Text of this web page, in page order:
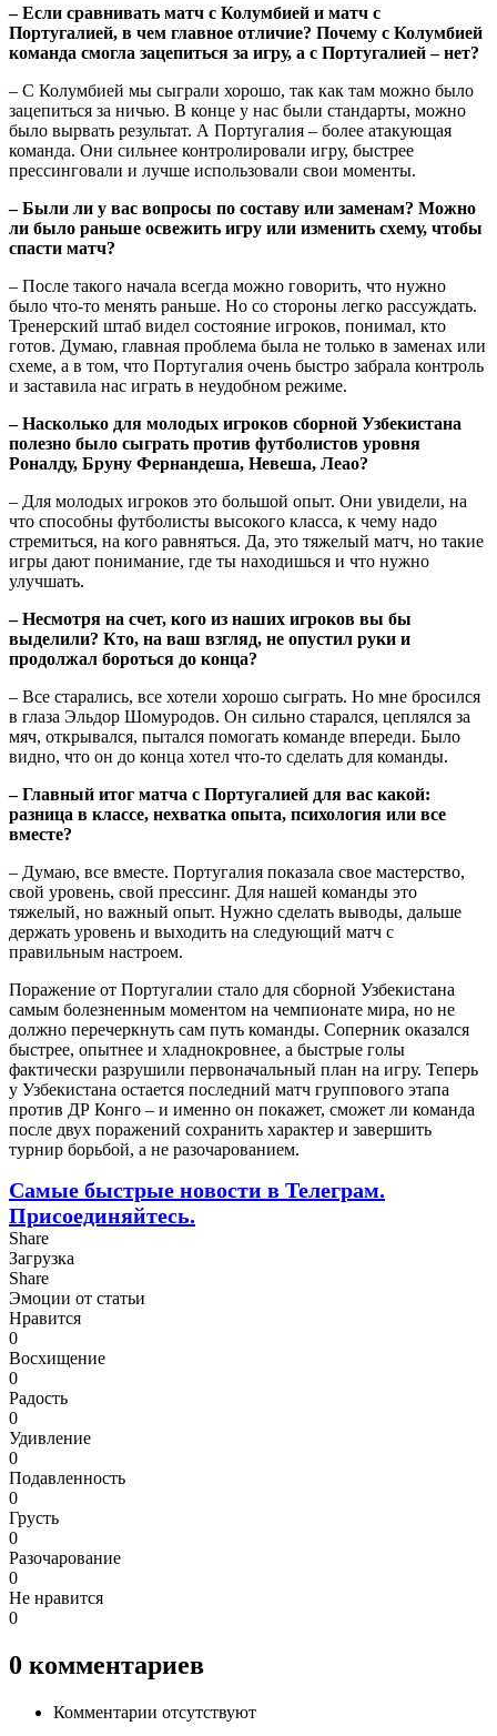
– Если сравнивать матч с Колумбией и матч с
Португалией, в чем главное отличие? Почему с Колумбией
команда смогла зацепиться за игру, а с Португалией – нет?
– С Колумбией мы сыграли хорошо, так как там можно было
зацепиться за ничью. В конце у нас были стандарты, можно
было вырвать результат. А Португалия – более атакующая
команда. Они сильнее контролировали игру, быстрее
прессинговали и лучше использовали свои моменты.
– Были ли у вас вопросы по составу или заменам? Можно
ли было раньше освежить игру или изменить схему, чтобы
спасти матч?
– После такого начала всегда можно говорить, что нужно
было что-то менять раньше. Но со стороны легко рассуждать.
Тренерский штаб видел состояние игроков, понимал, кто
готов. Думаю, главная проблема была не только в заменах или
схеме, а в том, что Португалия очень быстро забрала контроль
и заставила нас играть в неудобном режиме.
– Насколько для молодых игроков сборной Узбекистана
полезно было сыграть против футболистов уровня
Роналду, Бруну Фернандеша, Невеша, Леао?
– Для молодых игроков это большой опыт. Они увидели, на
что способны футболисты высокого класса, к чему надо
стремиться, на кого равняться. Да, это тяжелый матч, но такие
игры дают понимание, где ты находишься и что нужно
улучшать.
– Несмотря на счет, кого из наших игроков вы бы
выделили? Кто, на ваш взгляд, не опустил руки и
продолжал бороться до конца?
– Все старались, все хотели хорошо сыграть. Но мне бросился
в глаза Эльдор Шомуродов. Он сильно старался, цеплялся за
мяч, открывался, пытался помогать команде впереди. Было
видно, что он до конца хотел что-то сделать для команды.
– Главный итог матча с Португалией для вас какой:
разница в классе, нехватка опыта, психология или все
вместе?
– Думаю, все вместе. Португалия показала свое мастерство,
свой уровень, свой прессинг. Для нашей команды это
тяжелый, но важный опыт. Нужно сделать выводы, дальше
держать уровень и выходить на следующий матч с
правильным настроем.
Поражение от Португалии стало для сборной Узбекистана
самым болезненным моментом на чемпионате мира, но не
должно перечеркнуть сам путь команды. Соперник оказался
быстрее, опытнее и хладнокровнее, а быстрые голы
фактически разрушили первоначальный план на игру. Теперь
у Узбекистана остается последний матч группового этапа
против ДР Конго – и именно он покажет, сможет ли команда
после двух поражений сохранить характер и завершить
турнир борьбой, а не разочарованием.
Самые быстрые новости в Телеграм.
Присоединяйтесь.
Share
Загрузка
Share
Эмоции от статьи
Нравится
0
Восхищение
0
Радость
0
Удивление
0
Подавленность
0
Грусть
0
Разочарование
0
Не нравится
0
0 комментариев
Комментарии отсутствуют